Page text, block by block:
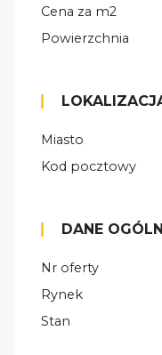
Cena za m2
Powierzchnia
Miasto
Kod pocztowy
DANE
Nr oferty
Rynek
Stan